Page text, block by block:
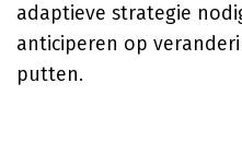
adaptieve strategie
anticiperen op
putten.